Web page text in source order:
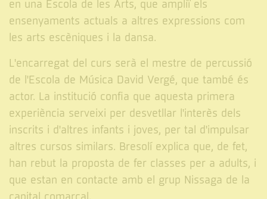
en una Escola de les Arts, que ampliï els
ensenyaments actuals a altres expressions com
les arts escèniques i la dansa.
L'encarregat del curs serà el mestre de percussió
de l'Escola de Música David Vergé, que també és
actor. La institució confia que aquesta primera
experiència serveixi per desvetllar l'interès dels
inscrits i d'altres infants i joves, per tal d'impulsar
altres cursos similars. Bresolí explica que, de fet,
han rebut la proposta de fer classes per a adults, i
que estan en contacte amb el grup Nissaga de la